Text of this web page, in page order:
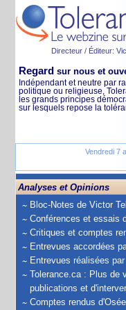
Directeur / Éditeur:
Regard sur nous et
Indépendant et neutre par
politique ou religieuse,
les grands principes
sur lesquels repose la
Vendredi 7
Analyses et Opinions
Bloc-Notes de Victor
Conférences et essais
Critiques et comptes
Entrevues accordées
Entrevues réalisées
Tolerance.ca : Plus de
publications et
Comptes rendus